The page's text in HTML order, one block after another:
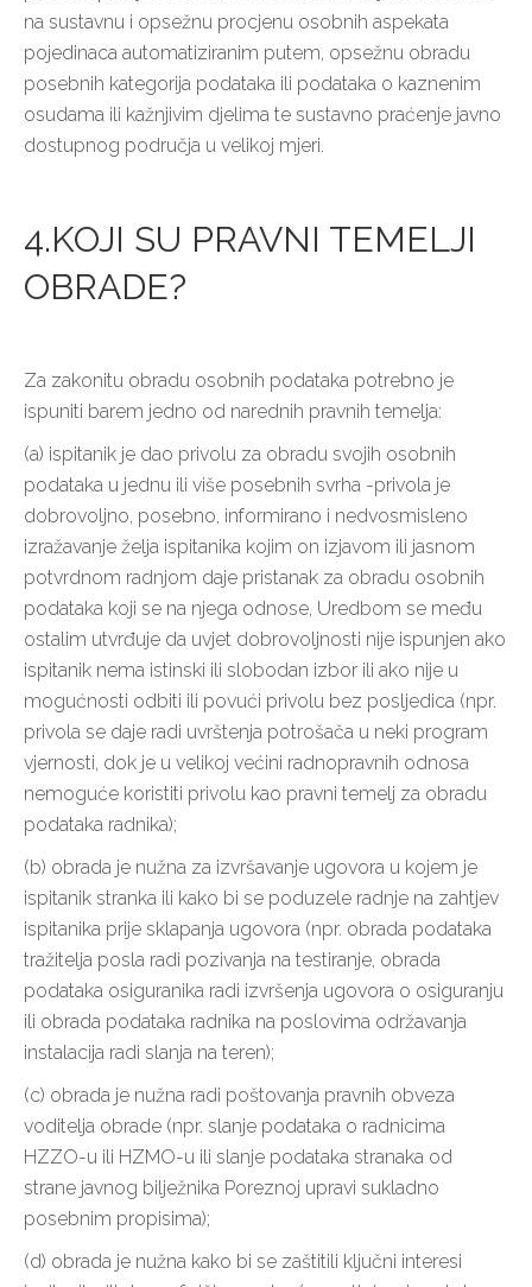
na sustavnu i opsežnu procjenu osobnih aspekata
pojedinaca automatiziranim putem, opsežnu obradu
posebnih kategorija podataka ili podataka o kaznenim
osudama ili kažnjivim djelima te sustavno praćenje javno
dostupnog područja u velikoj mjeri.
4.KOJI SU PRAVNI TEMELJI
OBRADE?
Za zakonitu obradu osobnih podataka potrebno je
ispuniti barem jedno od narednih pravnih temelja:
(a) ispitanik je dao privolu za obradu svojih osobnih
podataka u jednu ili više posebnih svrha -privola je
dobrovoljno, posebno, informirano i nedvosmisleno
izražavanje želja ispitanika kojim on izjavom ili jasnom
potvrdnom radnjom daje pristanak za obradu osobnih
podataka koji se na njega odnose, Uredbom se među
ostalim utvrđuje da uvjet dobrovoljnosti nije ispunjen ako
ispitanik nema istinski ili slobodan izbor ili ako nije u
mogućnosti odbiti ili povući privolu bez posljedica (npr.
privola se daje radi uvrštenja potrošača u neki program
vjernosti, dok je u velikoj većini radnopravnih odnosa
nemoguće koristiti privolu kao pravni temelj za obradu
podataka radnika);
(b) obrada je nužna za izvršavanje ugovora u kojem je
ispitanik stranka ili kako bi se poduzele radnje na zahtjev
ispitanika prije sklapanja ugovora (npr. obrada podataka
tražitelja posla radi pozivanja na testiranje, obrada
podataka osiguranika radi izvršenja ugovora o osiguranju
ili obrada podataka radnika na poslovima održavanja
instalacija radi slanja na teren);
(c) obrada je nužna radi poštovanja pravnih obveza
voditelja obrade (npr. slanje podataka o radnicima
HZZO-u ili HZMO-u ili slanje podataka stranaka od
strane javnog bilježnika Poreznoj upravi sukladno
posebnim propisima);
(d) obrada je nužna kako bi se zaštitili ključni interesi